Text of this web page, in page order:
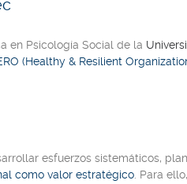
en Psicología Social de la
(Healthy & Resilient
esfuerzos sistemáticos,
como valor estratégico . Para